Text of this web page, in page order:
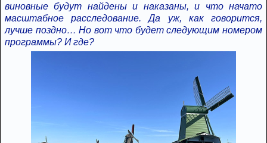
виновные будут найдены и наказаны, и что начато
масштабное расследование. Да уж, как говорится,
лучше поздно… Но вот что будет следующим номером
программы? И где?